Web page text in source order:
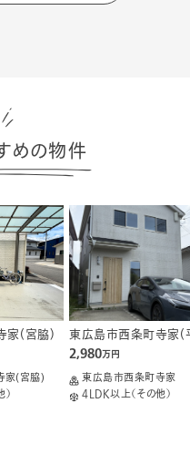
めの物件
家(宮脇)
家(宮脇)
東広島市西条町寺家(
2,980万円
東広島市西条町寺家
4LDK以上（その他）